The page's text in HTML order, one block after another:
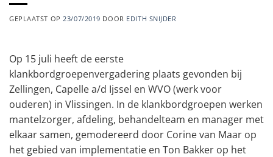
GEPLAATST OP 23/07/2019 DOOR EDITH SNIJDER
Op 15 juli heeft de eerste
klankbordgroepenvergadering plaats gevonden bij
Zellingen, Capelle a/d Ijssel en WVO (werk voor
ouderen) in Vlissingen. In de klankbordgroepen werken
mantelzorger, afdeling, behandelteam en manager met
elkaar samen, gemodereerd door Corine van Maar op
het gebied van implementatie en Ton Bakker op het